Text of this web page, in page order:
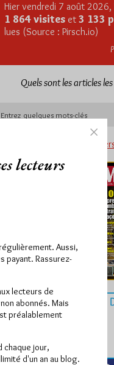
Hier vendredi 7 août 2026,
1 864 visites et 3 133
lues (Source : Pirsch.io)
Quels sont les articles
Abonnement aux
lecteurs
Aussi,
payant. Rassurez-
lecteurs de
abonnés. Mais
préalablement
chaque jour,
d'un an au blog.